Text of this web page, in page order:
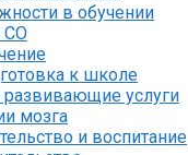
в обучении
СО
к школе
услуги
мозга
и воспитание